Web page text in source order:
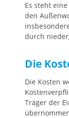
Es steht
den
durch
Die
Die Kosten
Träger der